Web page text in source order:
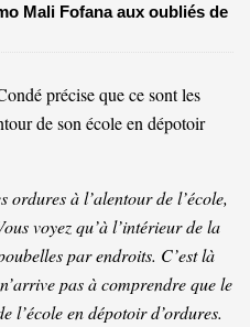
Mali Fofana aux oubliés de
précise que ce sont les
de son école en dépotoir
ordures à l’alentour de l’école,
voyez qu’à l’intérieur de la
par endroits. C’est là
pas à comprendre que le
l’école en dépotoir d’ordures.